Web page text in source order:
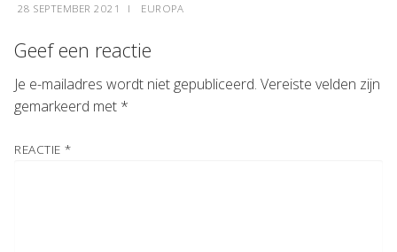
28 SEPTEMBER 2021 I EUROPA
Geef een reactie
Je e-mailadres wordt niet gepubliceerd. Vereiste velden zijn
gemarkeerd met *
REACTIE *